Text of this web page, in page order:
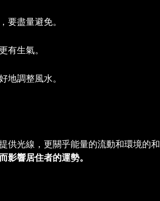
要盡量避免。
有生氣。
地調整風水。
供光線，更關乎能量的流動和環境的和
影響居住者的運勢。